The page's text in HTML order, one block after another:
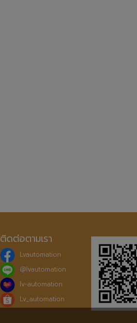
ติดต่อตามเรา
Lvautomation
@lvautomation
lv-automation
Lv_automation